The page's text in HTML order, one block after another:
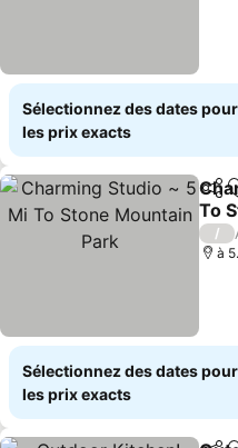
Sélectionnez des dates
les prix exacts
To
/
à
Sélectionnez des dates
les prix exacts